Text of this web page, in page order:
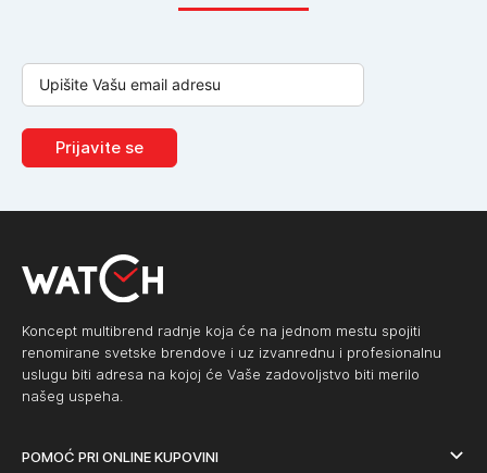
Prijavite se
Koncept multibrend radnje koja će na jednom mestu spojiti
renomirane svetske brendove i uz izvanrednu i profesionalnu
uslugu biti adresa na kojoj će Vaše zadovoljstvo biti merilo
našeg uspeha.
POMOĆ PRI ONLINE KUPOVINI